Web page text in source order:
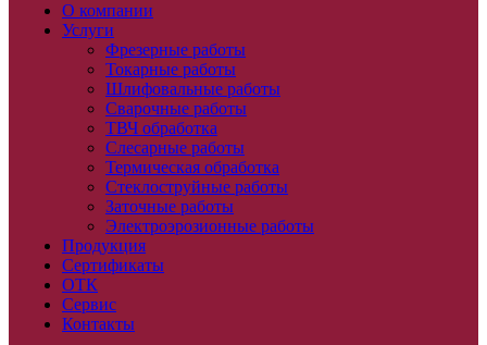
О компании
Услуги
Фрезерные работы
Токарные работы
Шлифовальные работы
Сварочные работы
ТВЧ обработка
Слесарные работы
Термическая обработка
Стеклоструйные работы
Заточные работы
Электроэрозионные работы
Продукция
Сертификаты
ОТК
Сервис
Контакты